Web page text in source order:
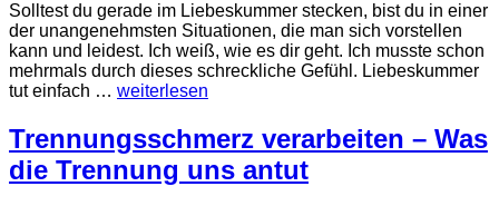
Solltest du gerade im Liebeskummer stecken, bist du in einer
der unangenehmsten Situationen, die man sich vorstellen
kann und leidest. Ich weiß, wie es dir geht. Ich musste schon
mehrmals durch dieses schreckliche Gefühl. Liebeskummer
tut einfach … weiterlesen
Trennungsschmerz verarbeiten – Was
die Trennung uns antut